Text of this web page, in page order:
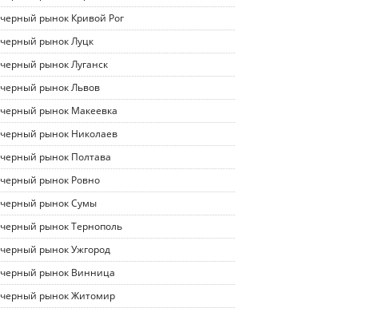
рынок Кривой Рог
рынок Луцк
рынок Луганск
рынок Львов
рынок Макеевка
рынок Николаев
рынок Полтава
рынок Ровно
рынок Сумы
рынок Тернополь
рынок Ужгород
рынок Винница
рынок Житомир